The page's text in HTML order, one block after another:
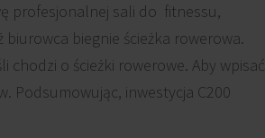
profesjonalnej sali do fitnessu,
biegnie ścieżka rowerowa.
o ścieżki rowerowe. Aby wpisać
Podsumowując, inwestycja C200